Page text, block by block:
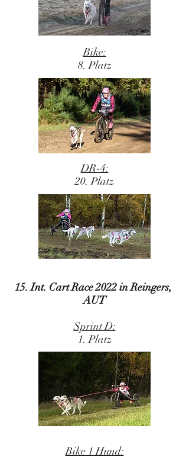
Bike:
8. Platz
DR-4:
20. Platz
15. Int. Cart Race 2022 in Reingers,
AUT
Sprint D:
1. Platz
Bike 1 Hund: